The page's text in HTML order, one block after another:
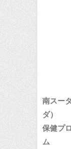
南スー
ダ）
保健プ